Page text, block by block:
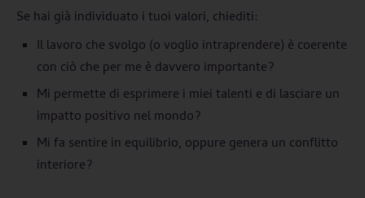
Se hai già individuato i tuoi valori, chiediti:
Il lavoro che svolgo (o voglio intraprendere) è coerente
con ciò che per me è davvero importante?
Mi permette di esprimere i miei talenti e di lasciare un
impatto positivo nel mondo?
Mi fa sentire in equilibrio, oppure genera un conflitto
interiore?